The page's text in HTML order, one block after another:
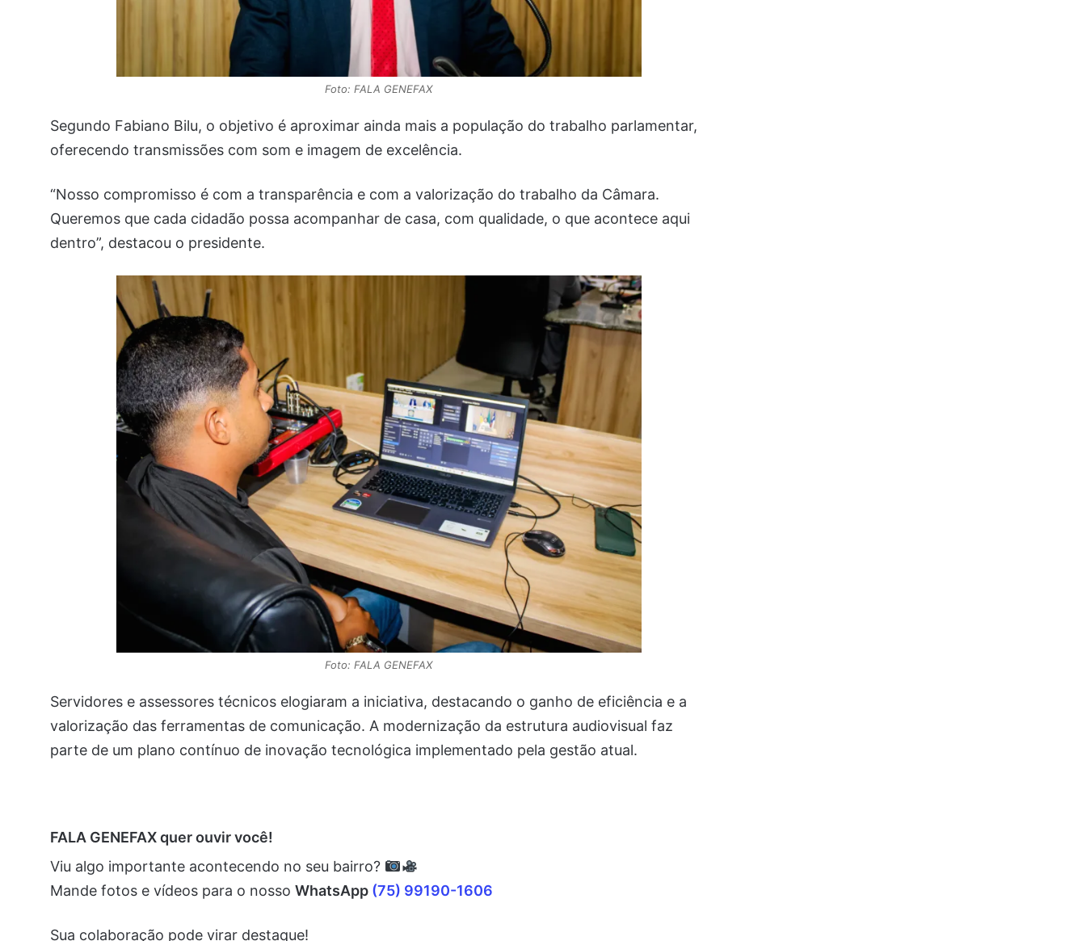
Foto: FALA GENEFAX
Segundo Fabiano Bilu, o objetivo é aproximar ainda mais a população do trabalho parlamentar,
oferecendo transmissões com som e imagem de excelência.
“Nosso compromisso é com a transparência e com a valorização do trabalho da Câmara.
Queremos que cada cidadão possa acompanhar de casa, com qualidade, o que acontece aqui
dentro”, destacou o presidente.
Foto: FALA GENEFAX
Servidores e assessores técnicos elogiaram a iniciativa, destacando o ganho de eficiência e a
valorização das ferramentas de comunicação. A modernização da estrutura audiovisual faz
parte de um plano contínuo de inovação tecnológica implementado pela gestão atual.
FALA GENEFAX quer ouvir você!
Viu algo importante acontecendo no seu bairro?
Mande fotos e vídeos para o nosso WhatsApp (75) 99190-1606
Sua colaboração pode virar destaque!